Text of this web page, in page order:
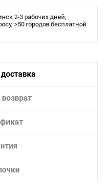
2-3 рабочих дней,
>50 городов бесплатной